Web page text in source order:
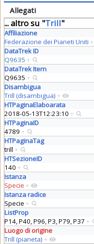
Allegati
... altro su "Trill"
Affiliazione
Federazione dei Pianeti Uniti +
DataTrek ID
Q9635 +
DataTrek Item
Q9635 +
Disambigua
Trill (disambigua) +
HTPaginaElaboarata
2018-05-13T12:23:10 +
HTPaginaID
4789 +
HTPaginaTag
trill +
HTSezioneID
140 +
Istanza
Specie +
Istanza radice
Specie +
ListProp
P14, P40, P96, P3, P79, P37 +
Luogo di origine
Trill (pianeta) +